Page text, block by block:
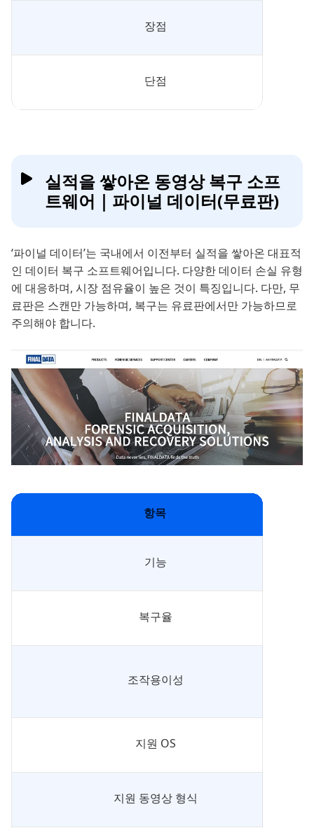
장점
단점
실적을 쌓아온 동영상 복구 소프
트웨어｜파이널 데이터(무료판)
‘파이널 데이터’는 국내에서 이전부터 실적을 쌓아온 대표적
인 데이터 복구 소프트웨어입니다. 다양한 데이터 손실 유형
에 대응하며, 시장 점유율이 높은 것이 특징입니다. 다만, 무
료판은 스캔만 가능하며, 복구는 유료판에서만 가능하므로
주의해야 합니다.
항목
기능
복구율
조작용이성
지원 OS
지원 동영상 형식